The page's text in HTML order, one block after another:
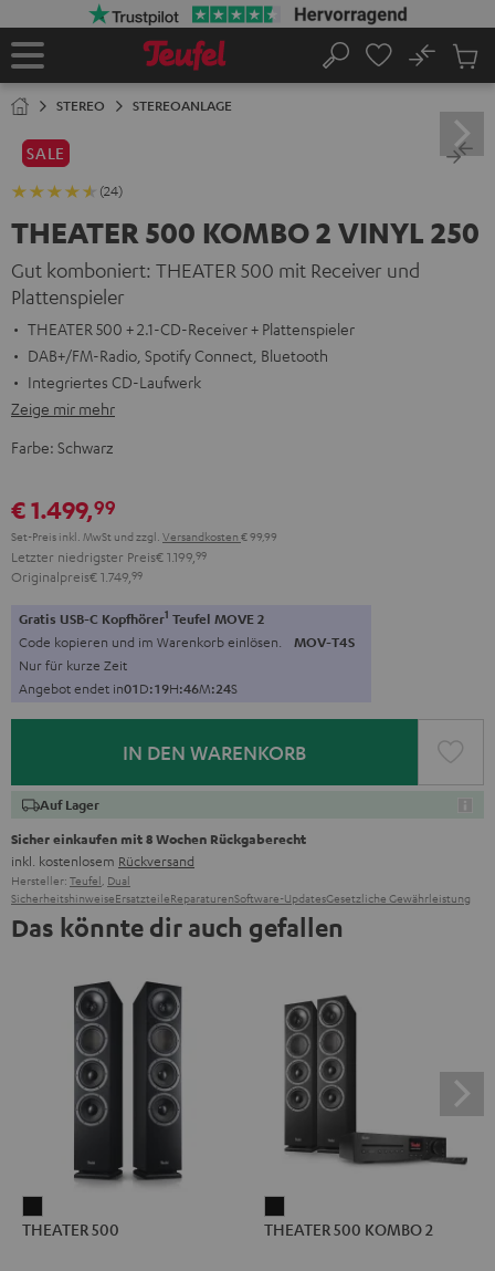
Startseite
Suche
No
STEREO STEREOANLAGE
SALE
(24)
THEATER 500 KOMBO 2 VINYL 250
Gut komboniert: THEATER 500 mit Receiver und
Plattenspieler
THEATER 500 + 2.1-CD-Receiver + Plattenspieler
DAB+/FM-Radio, Spotify Connect, Bluetooth
Integriertes CD-Laufwerk
Zeige mir mehr
Farbe: Schwarz
€ 1.499,99
Set-Preis inkl. MwSt und zzgl. Versandkosten € 99,99
Letzter niedrigster Preis€ 1.199, 99
Originalpreis€ 1.749, 99
Gratis USB-C Kopfhörer1 Teufel MOVE 2
Code kopieren und im Warenkorb einlösen. MOV-T4S
Nur für kurze Zeit
Angebot endet in01D:19H:46M:23S
IN DEN WARENKORB
Auf Lager
Sicher einkaufen mit 8 Wochen Rückgaberecht
inkl. kostenlosem Rückversand
Hersteller: Teufel, Dual
SicherheitshinweiseErsatzteileReparaturenSoftware-UpdatesGesetzliche Gewährleistung
Das könnte dir auch gefallen
500
THEATER 500
500
THEATER 500 KOMBO 2